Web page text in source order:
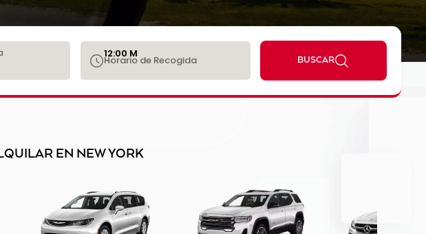
Horario de Recogida
12:00 M
BUSCAR
EN NEW YORK